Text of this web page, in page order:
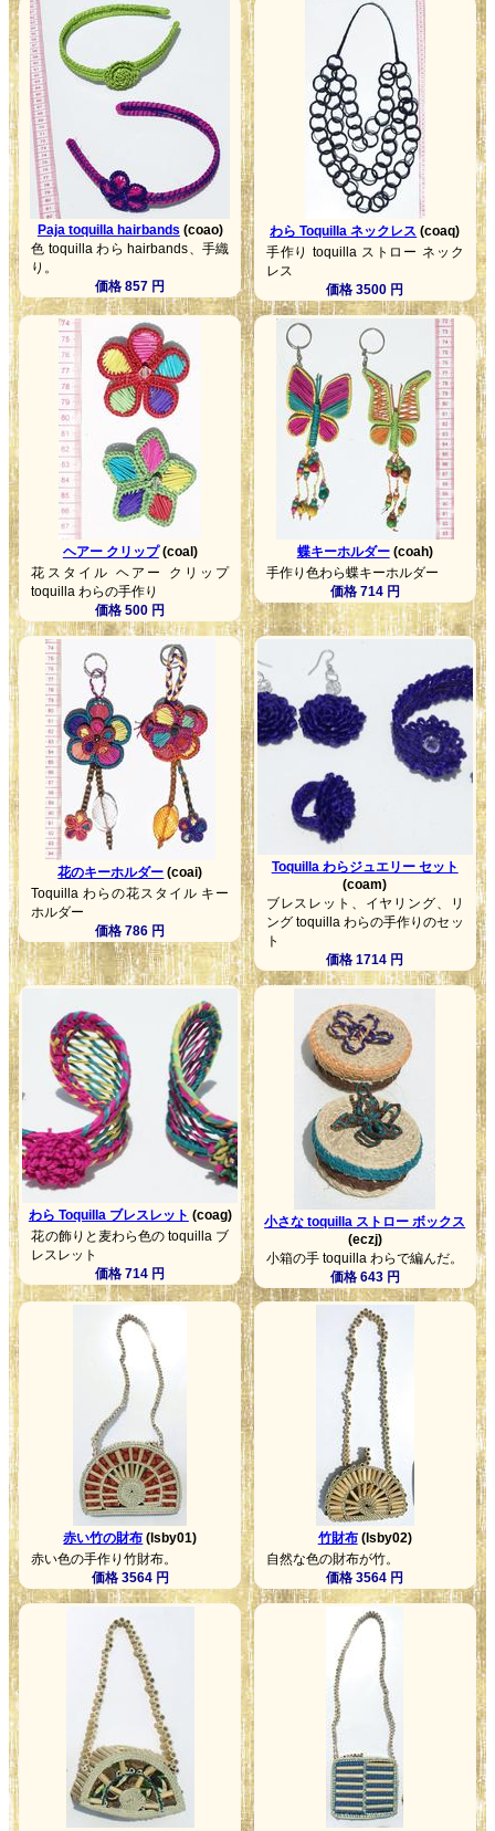
Paja toquilla hairbands (coao)
色 toquilla わら hairbands、手織
り。
価格 857 円
わら Toquilla ネックレス (coaq)
手作り toquilla ストロー ネック
レス
価格 3500 円
ヘアー クリップ(coal)
花スタイル ヘアー クリップ
toquilla わらの手作り
価格 500 円
蝶キーホルダー(coah)
手作り色わら蝶キーホルダー
価格 714 円
花のキーホルダー (coai)
Toquilla わらの花スタイル キー
ホルダー
価格 786 円
Toquilla わらジュエリー セット
(coam)
ブレスレット、イヤリング、リ
ング toquilla わらの手作りのセッ
ト
価格 1714 円
わら Toquilla ブレスレット (coag)
花の飾りと麦わら色の toquilla ブ
レスレット
価格 714 円
小さな toquilla ストロー ボックス
(eczj)
小箱の手 toquilla わらで編んだ。
価格 643 円
赤い竹の財布 (lsby01)
赤い色の手作り竹財布。
価格 3564 円
竹財布(lsby02)
自然な色の財布が竹。
価格 3564 円